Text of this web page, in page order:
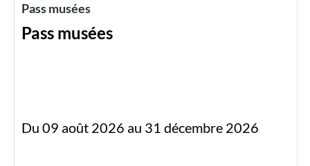
Pass musées
Pass musées
Du 09 août 2026 au 31 décembre 2026